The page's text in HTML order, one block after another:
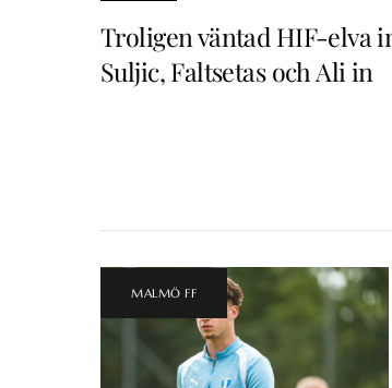
Troligen väntad HIF-elva
Suljic, Faltsetas och Ali in
MALMÖ FF